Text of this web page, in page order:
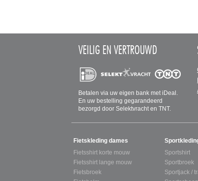
VEILIG EN VERTROUWD
Betalen via uw eigen bank met iDeal.
En uw bestelling gegarandeerd
bezorgd door Selektvracht en TNT.
SITEMAP
Fietskleding dames
Fietsshirt korte mouw
Fietsshirt lange mouw
Fietsbroek
Sportshirt
Sportbroek
Sportjack /